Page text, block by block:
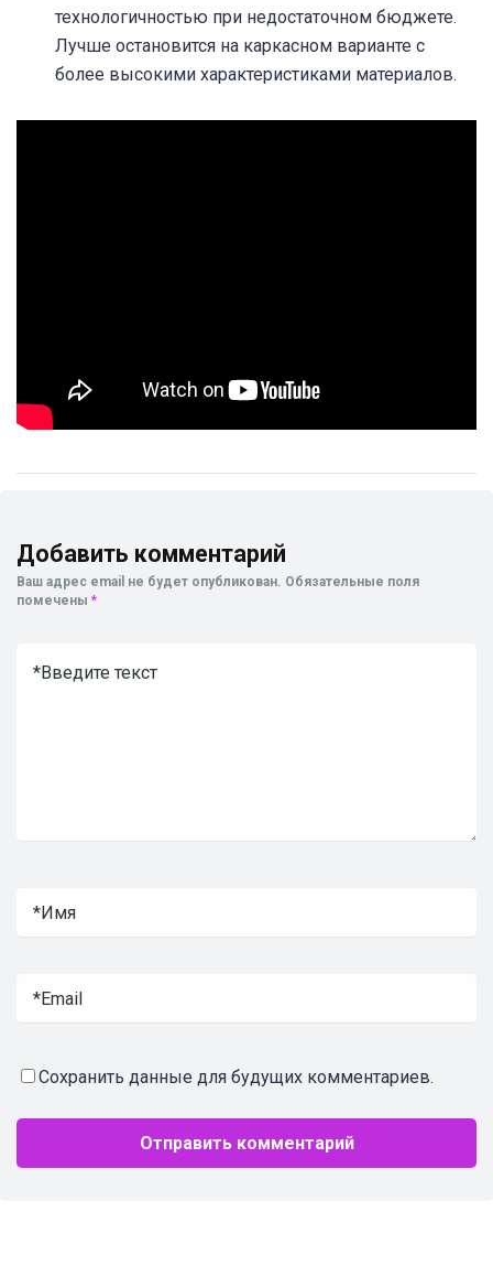
технологичностью при недостаточном бюджете.
Лучше остановится на каркасном варианте с
более высокими характеристиками материалов.
Добавить комментарий
Ваш адрес email не будет опубликован. Обязательные поля
помечены *
Сохранить данные для будущих комментариев.